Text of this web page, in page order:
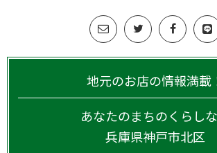
地元のお店の情報満載
あなたのまちのくらし
兵庫県神戸市北区